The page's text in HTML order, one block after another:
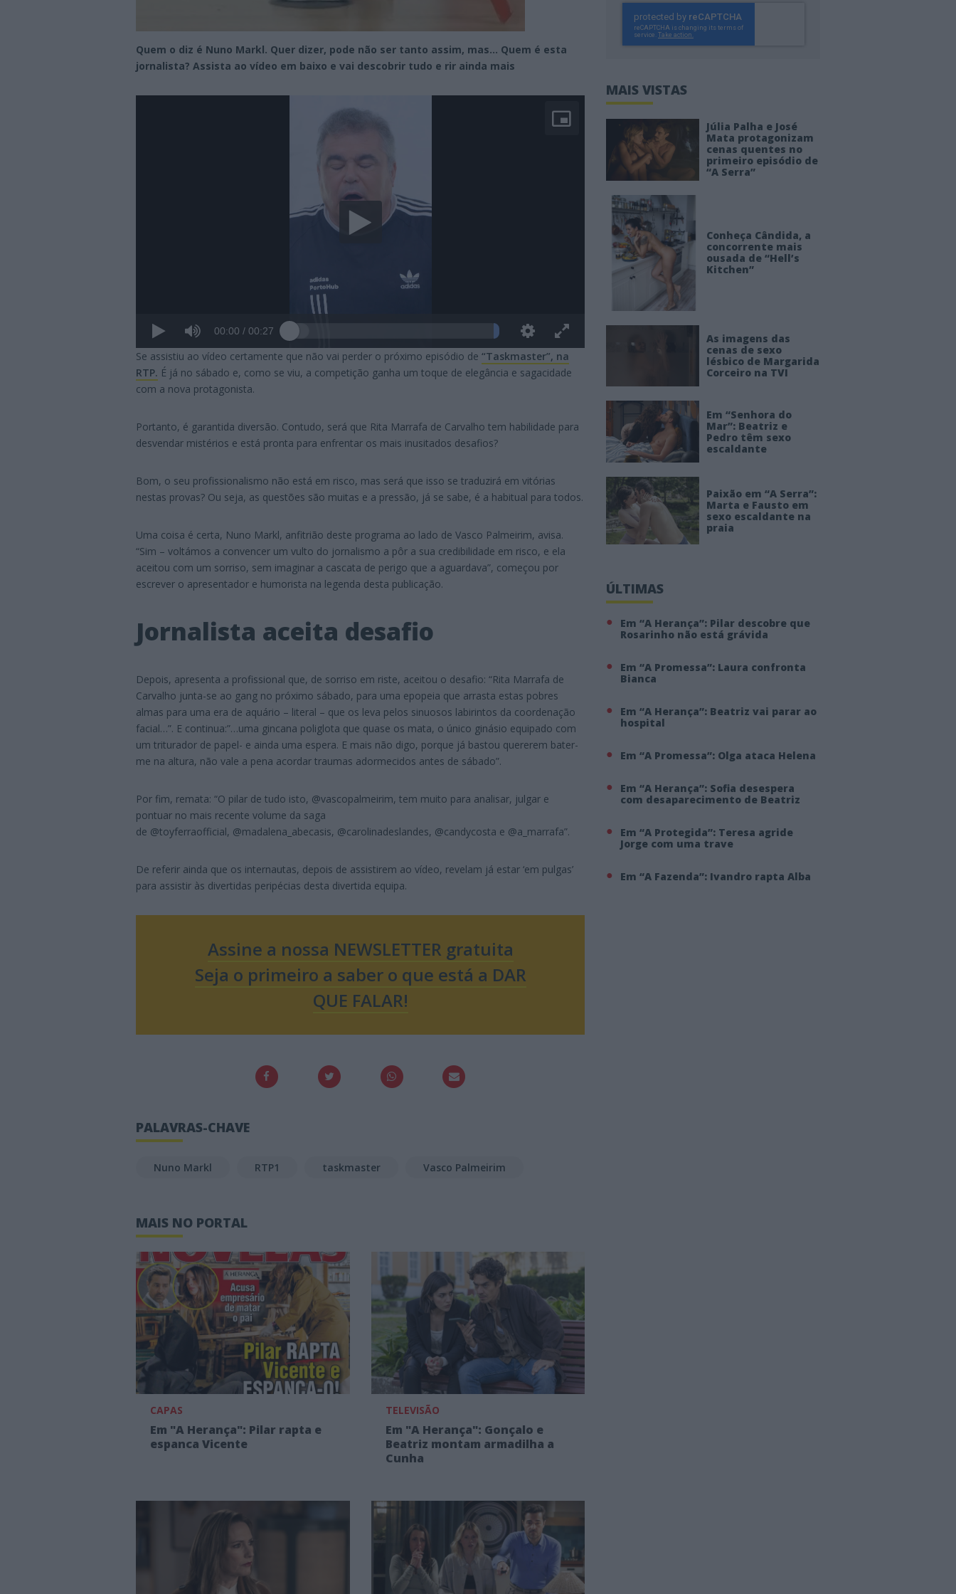
Quem o diz é Nuno Markl. Quer dizer, pode não ser tanto assim, mas… Quem é esta
jornalista? Assista ao vídeo em baixo e vai descobrir tudo e rir ainda mais
00:00 / 00:27
Se assistiu ao vídeo certamente que não vai perder o próximo episódio de “Taskmaster”, na
RTP. É já no sábado e, como se viu, a competição ganha um toque de elegância e sagacidade
com a nova protagonista.
Portanto, é garantida diversão. Contudo, será que Rita Marrafa de Carvalho tem habilidade para
desvendar mistérios e está pronta para enfrentar os mais inusitados desafios?
Bom, o seu profissionalismo não está em risco, mas será que isso se traduzirá em vitórias
nestas provas? Ou seja, as questões são muitas e a pressão, já se sabe, é a habitual para todos.
Uma coisa é certa, Nuno Markl, anfitrião deste programa ao lado de Vasco Palmeirim, avisa.
“Sim – voltámos a convencer um vulto do jornalismo a pôr a sua credibilidade em risco, e ela
aceitou com um sorriso, sem imaginar a cascata de perigo que a aguardava”, começou por
escrever o apresentador e humorista na legenda desta publicação.
Jornalista aceita desafio
Depois, apresenta a profissional que, de sorriso em riste, aceitou o desafio: “Rita Marrafa de
Carvalho junta-se ao gang no próximo sábado, para uma epopeia que arrasta estas pobres
almas para uma era de aquário – literal – que os leva pelos sinuosos labirintos da coordenação
facial…”. E continua:”…uma gincana poliglota que quase os mata, o único ginásio equipado com
um triturador de papel- e ainda uma espera. E mais não digo, porque já bastou quererem bater-
me na altura, não vale a pena acordar traumas adormecidos antes de sábado”.
Por fim, remata: “O pilar de tudo isto, @vascopalmeirim, tem muito para analisar, julgar e
pontuar no mais recente volume da saga
de @toyferraofficial, @madalena_abecasis, @carolinadeslandes, @candycosta e @a_marrafa”.
De referir ainda que os internautas, depois de assistirem ao vídeo, revelam já estar ‘em pulgas’
para assistir às divertidas peripécias desta divertida equipa.
Assine a nossa NEWSLETTER gratuita
Seja o primeiro a saber o que está a DAR
QUE FALAR!
PALAVRAS-CHAVE
Nuno Markl RTP1 taskmaster Vasco Palmeirim
MAIS NO PORTAL
CAPAS
Em "A Herança": Pilar rapta e
espanca Vicente
TELEVISÃO
Em "A Herança": Gonçalo e
Beatriz montam armadilha a
Cunha
MAIS VISTAS
Júlia Palha e José
Mata protagonizam
cenas quentes no
primeiro episódio de
“A Serra”
Conheça Cândida, a
concorrente mais
ousada de “Hell’s
Kitchen”
As imagens das
cenas de sexo
lésbico de Margarida
Corceiro na TVI
Em “Senhora do
Mar”: Beatriz e
Pedro têm sexo
escaldante
Paixão em “A Serra”:
Marta e Fausto em
sexo escaldante na
praia
ÚLTIMAS
Em “A Herança”: Pilar descobre que
Rosarinho não está grávida
Em “A Promessa”: Laura confronta
Bianca
Em “A Herança”: Beatriz vai parar ao
hospital
Em “A Promessa”: Olga ataca Helena
Em “A Herança”: Sofia desespera
com desaparecimento de Beatriz
Em “A Protegida”: Teresa agride
Jorge com uma trave
Em “A Fazenda”: Ivandro rapta Alba